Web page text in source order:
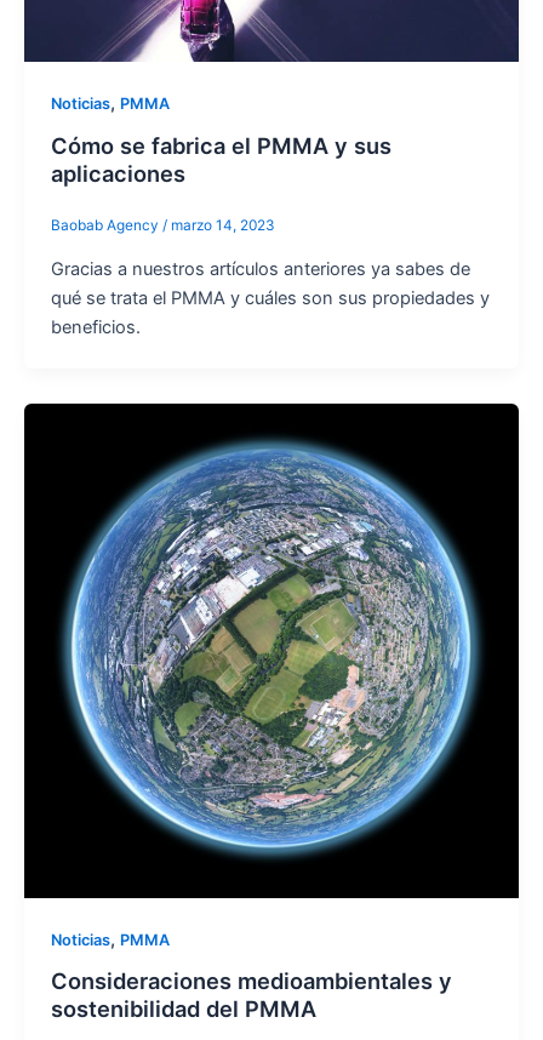
Noticias, PMMA
Cómo se fabrica el PMMA y sus
aplicaciones
Baobab Agency / marzo 14, 2023
Gracias a nuestros artículos anteriores ya sabes de
qué se trata el PMMA y cuáles son sus propiedades y
beneficios.
Noticias, PMMA
Consideraciones medioambientales y
sostenibilidad del PMMA